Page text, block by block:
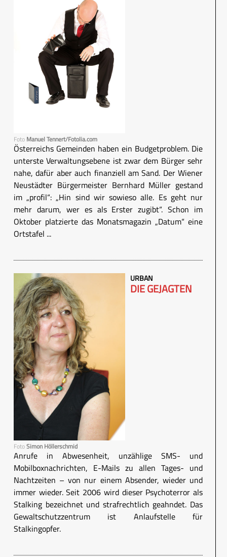
Foto Manuel Tennert/Fotolia.com
Österreichs Gemeinden haben ein Budgetproblem. Die
unterste Verwaltungsebene ist zwar dem Bürger sehr
nahe, dafür aber auch finanziell am Sand. Der Wiener
Neustädter Bürgermeister Bernhard Müller gestand
im „profil“: „Hin sind wir sowieso alle. Es geht nur
mehr darum, wer es als Erster zugibt“. Schon im
Oktober platzierte das Monatsmagazin „Datum“ eine
Ortstafel ...
FotoSimon Höllerschmid
URBAN
DIE GEJAGTEN
Anrufe in Abwesenheit, unzählige SMS- und
Mobilboxnachrichten, E-Mails zu allen Tages- und
Nachtzeiten – von nur einem Absender, wieder und
immer wieder. Seit 2006 wird dieser Psychoterror als
Stalking bezeichnet und strafrechtlich geahndet. Das
Gewaltschutzzentrum ist Anlaufstelle für
Stalkingopfer.